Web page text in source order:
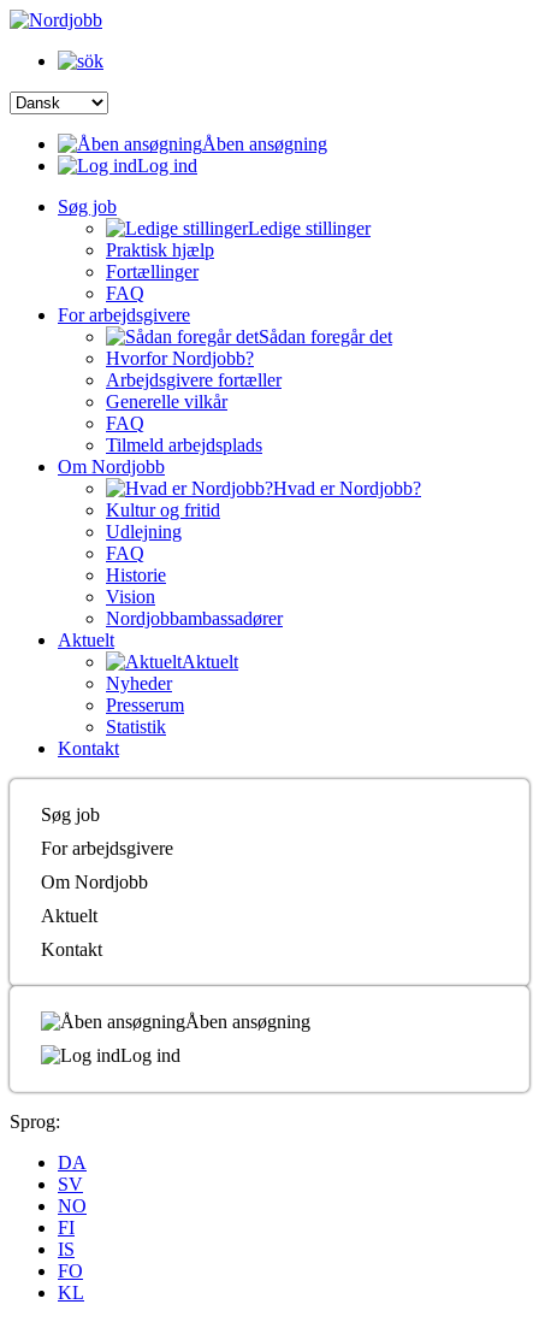
Åben ansøgning
Log ind
Søg job
Ledige stillinger
Praktisk hjælp
Fortællinger
FAQ
For arbejdsgivere
Sådan foregår det
Hvorfor Nordjobb?
Arbejdsgivere fortæller
Generelle vilkår
FAQ
Tilmeld arbejdsplads
Om Nordjobb
Hvad er Nordjobb?
Kultur og fritid
Udlejning
FAQ
Historie
Vision
Nordjobbambassadører
Aktuelt
Aktuelt
Nyheder
Presserum
Statistik
Kontakt
Søg job
For arbejdsgivere
Om Nordjobb
Aktuelt
Kontakt
Åben ansøgning
Log ind
Sprog:
DA
SV
NO
FI
IS
FO
KL